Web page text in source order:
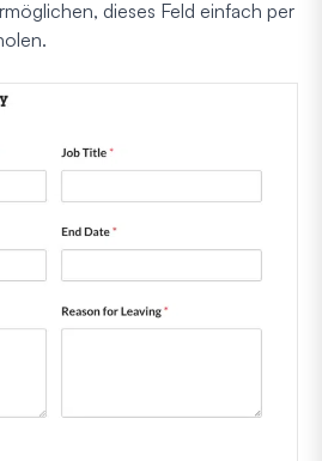
dieses Feld einfach per